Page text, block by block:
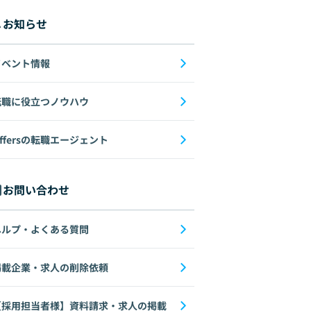
お知らせ
ント情報
に役立つノウハウ
の転職エージェント
お問い合わせ
プ・よくある質問
企業・求人の削除依頼
用担当者様】資料請求・求人の掲載